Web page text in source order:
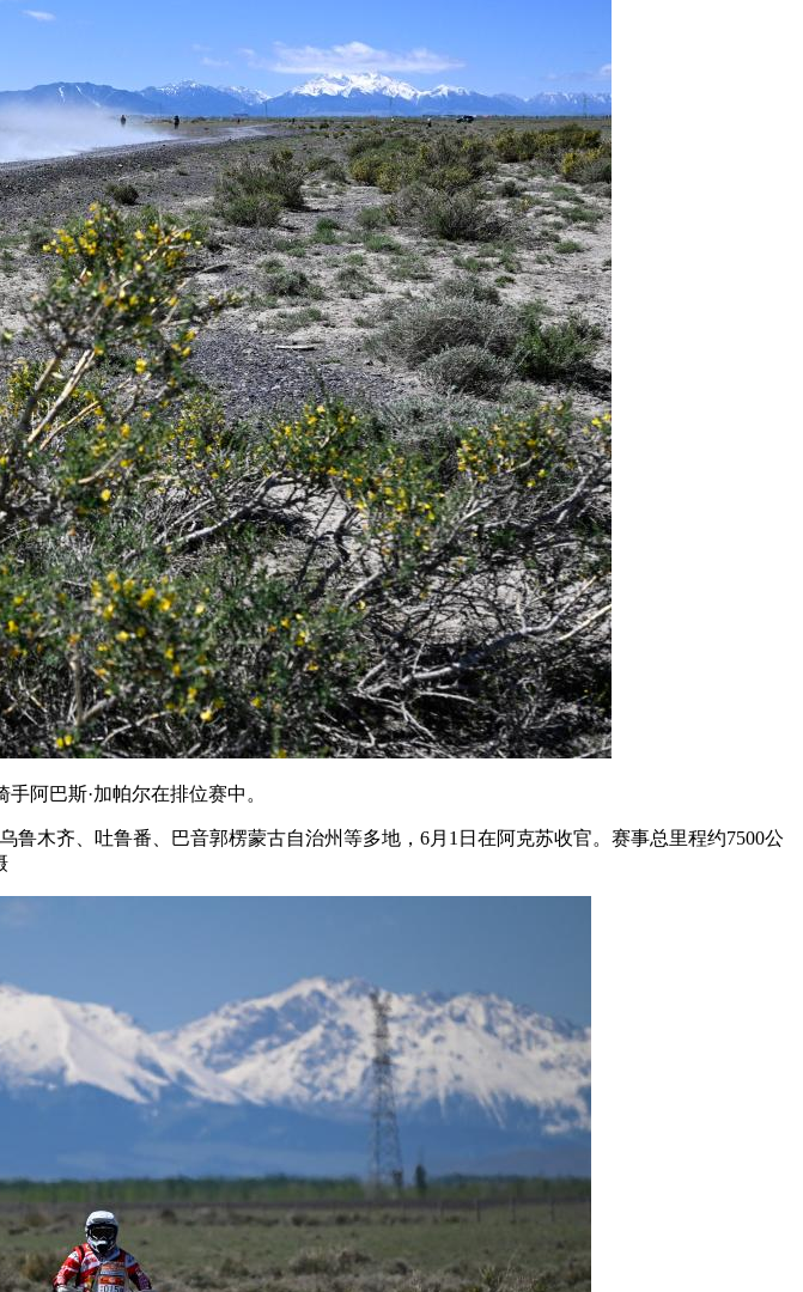
阿巴斯·加帕尔在排位赛中。
木齐、吐鲁番、巴音郭楞蒙古自治州等多地，6月1日在阿克苏收官。赛事总里程约7500公